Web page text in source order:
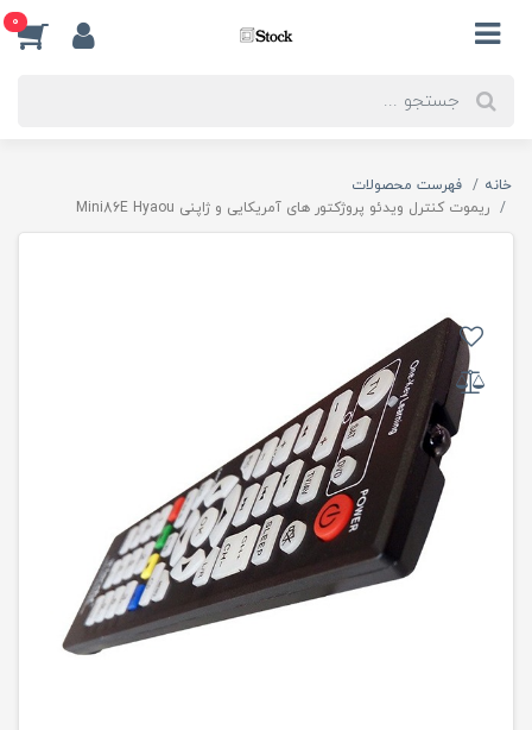
0
خانه
فهرست محصولات
ریموت کنترل ویدئو پروژکتور های آمریکایی و ژاپنی Mini86E Hyaou